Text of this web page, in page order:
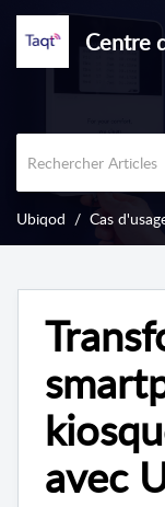
Centre
Ubiqod Cas
avec